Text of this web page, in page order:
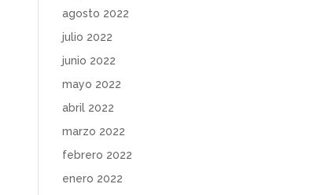
agosto 2022
julio 2022
junio 2022
mayo 2022
abril 2022
marzo 2022
febrero 2022
enero 2022